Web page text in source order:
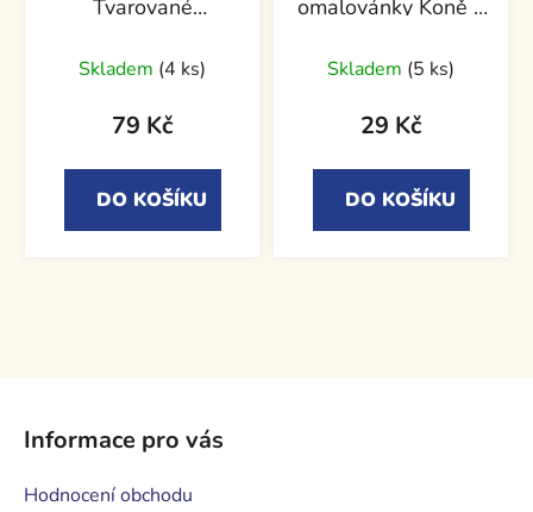
Tvarované
samolepkami
Skladem (4 ks)
79 Kč
DO KOŠÍKU
omalovánky Koně a
Skladem (5 ks)
29 Kč
DO KOŠÍKU
Informace pro vás
Hodnocení obchodu